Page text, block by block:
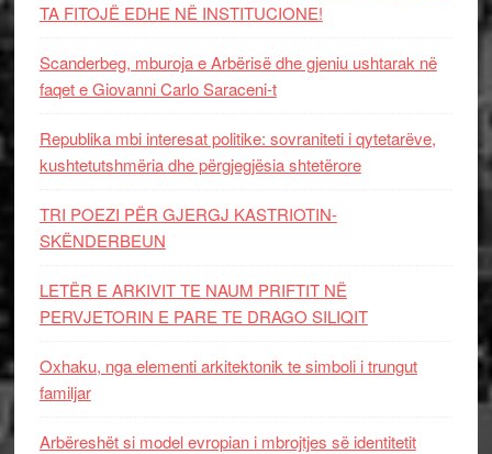
TA FITOJË EDHE NË INSTITUCIONE!
Scanderbeg, mburoja e Arbërisë dhe gjeniu ushtarak në
faqet e Giovanni Carlo Saraceni-t
Republika mbi interesat politike: sovraniteti i qytetarëve,
kushtetutshmëria dhe përgjegjësia shtetërore
TRI POEZI PËR GJERGJ KASTRIOTIN-
SKËNDERBEUN
LETËR E ARKIVIT TE NAUM PRIFTIT NË
PERVJETORIN E PARE TE DRAGO SILIQIT
Oxhaku, nga elementi arkitektonik te simboli i trungut
familjar
Arbëreshët si model evropian i mbrojtjes së identitetit